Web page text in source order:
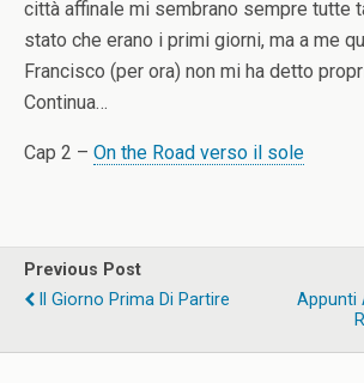
città affinale mi sembrano sempre tutte
stato che erano i primi giorni, ma a me
Francisco (per ora) non mi ha detto
Continua…
Cap 2 – On the Road verso il sole
Previous Post
Il Giorno Prima Di Partire
Appunti